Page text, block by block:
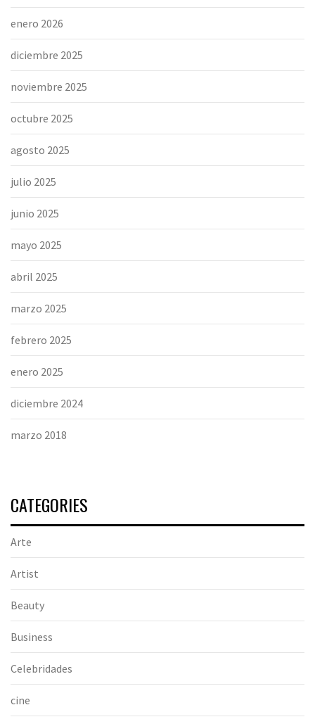
enero 2026
diciembre 2025
noviembre 2025
octubre 2025
agosto 2025
julio 2025
junio 2025
mayo 2025
abril 2025
marzo 2025
febrero 2025
enero 2025
diciembre 2024
marzo 2018
CATEGORIES
Arte
Artist
Beauty
Business
Celebridades
cine